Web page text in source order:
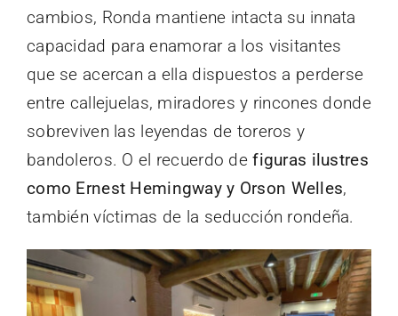
cambios, Ronda mantiene intacta su innata
capacidad para enamorar a los visitantes
que se acercan a ella dispuestos a perderse
entre callejuelas, miradores y rincones donde
sobreviven las leyendas de toreros y
bandoleros. O el recuerdo defiguras ilustres
como Ernest Hemingway y Orson Welles,
también víctimas de la seducción rondeña.